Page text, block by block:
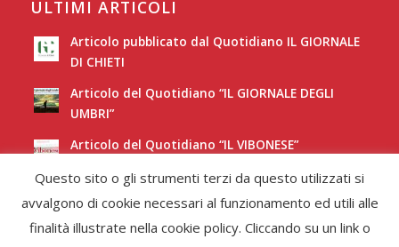
ULTIMI ARTICOLI
Articolo pubblicato dal Quotidiano IL GIORNALE
DI CHIETI
Articolo del Quotidiano “IL GIORNALE DEGLI
UMBRI”
Articolo del Quotidiano “IL VIBONESE”
Articolo del Quotidiano “LA NUOVA SARDEGNA”
Questo sito o gli strumenti terzi da questo utilizzati si
avvalgono di cookie necessari al funzionamento ed utili alle
finalità illustrate nella cookie policy. Cliccando su un link o